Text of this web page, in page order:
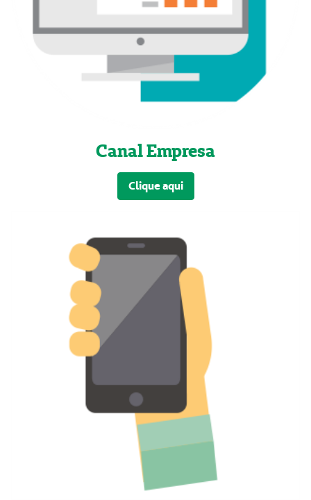
Canal Empresa
Clique aqui